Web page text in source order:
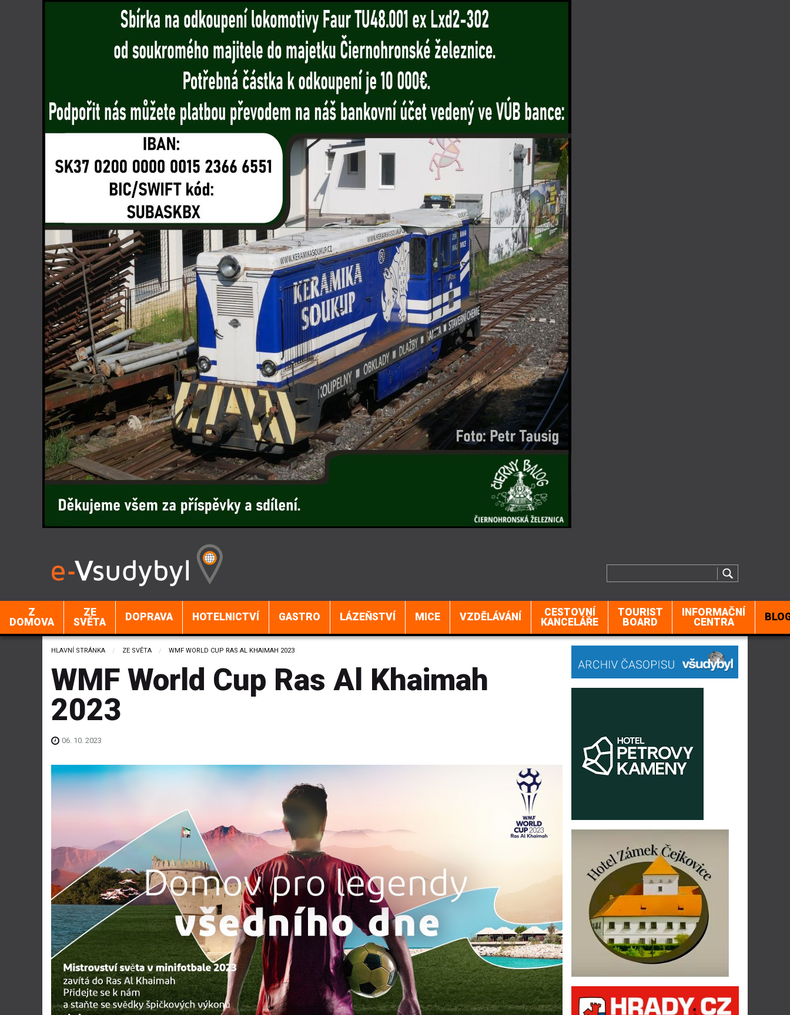
Z
DOMOVA
ZE
SVĚTA
DOPRAVA HOTELNICTVÍ GASTRO LÁZEŇSTVÍ MICE VZDĚLÁVÁNÍ
CESTOVNÍ
KANCELÁŘE
TOURIST
BOARD
INFORMAČNÍ
CENTRA
HLAVNÍ STRÁNKA ZE SVĚTA CURRENT:
WMF WORLD CUP RAS AL KHAIMAH 2023
WMF World Cup Ras Al Khaimah
2023
06. 10. 2023